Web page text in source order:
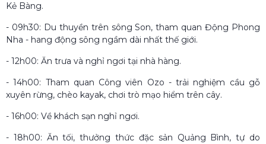
Kẻ Bàng.
- 09h30: Du thuyền trên sông Son, tham quan Động Phong
Nha - hang động sông ngầm dài nhất thế giới.
- 12h00: Ăn trưa và nghỉ ngơi tại nhà hàng.
- 14h00: Tham quan Công viên Ozo - trải nghiệm cầu gỗ
xuyên rừng, chèo kayak, chơi trò mạo hiểm trên cây.
- 16h00: Về khách sạn nghỉ ngơi.
- 18h00: Ăn tối, thưởng thức đặc sản Quảng Bình, tự do